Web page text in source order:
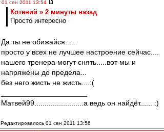
01 сен 2011 13:54
Котений » 2 минуты назад
Просто интересно
Да ты не обижайся.....
просто у всех не лучшее настроение сейчас....
нашего тренера могут снять.....вот мы и
напряжены до предела...
без него жисть не жисть....:(
Матвей99........................а ведь он найдёт...... :)
Редактировалось 01 сен 2011 13:56